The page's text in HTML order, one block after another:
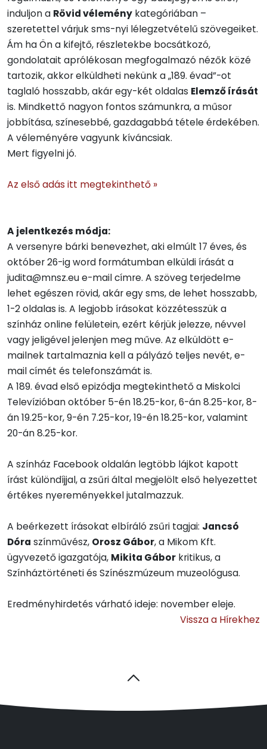
induljon a Rövid vélemény kategóriában –
szeretettel várjuk sms-nyi lélegzetvételű szövegeiket.
Ám ha Ön a kifejtő, részletekbe bocsátkozó,
gondolatait aprólékosan megfogalmazó nézők közé
tartozik, akkor elküldheti nekünk a „189. évad”-ot
taglaló hosszabb, akár egy-két oldalas Elemző írását
is. Mindkettő nagyon fontos számunkra, a műsor
jobbítása, színesebbé, gazdagabbá tétele érdekében.
A véleményére vagyunk kíváncsiak.
Mert figyelni jó.
Az első adás itt megtekinthető »
A jelentkezés módja:
A versenyre bárki benevezhet, aki elmúlt 17 éves, és
október 26-ig word formátumban elküldi írását a
judita@mnsz.eu e-mail címre. A szöveg terjedelme
lehet egészen rövid, akár egy sms, de lehet hosszabb,
1-2 oldalas is. A legjobb írásokat közzétesszük a
színház online felületein, ezért kérjük jelezze, névvel
vagy jeligével jelenjen meg műve. Az elküldött e-
mailnek tartalmaznia kell a pályázó teljes nevét, e-
mail címét és telefonszámát is.
A 189. évad első epizódja megtekinthető a Miskolci
Televízióban október 5-én 18.25-kor, 6-án 8.25-kor, 8-
án 19.25-kor, 9-én 7.25-kor, 19-én 18.25-kor, valamint
20-án 8.25-kor.
A színház Facebook oldalán legtöbb lájkot kapott
írást különdíjjal, a zsűri által megjelölt első helyezettet
értékes nyereményekkel jutalmazzuk.
A beérkezett írásokat elbíráló zsűri tagjai: Jancsó
Dóra színművész, Orosz Gábor, a Mikom Kft.
ügyvezető igazgatója, Mikita Gábor kritikus, a
Színháztörténeti és Színészmúzeum muzeológusa.
Eredményhirdetés várható ideje: november eleje.
Vissza a Hírekhez